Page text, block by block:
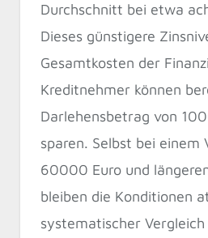
Durchschnitt bei etwa
Dieses günstigere
Gesamtkosten der
Kreditnehmer können
Darlehensbetrag von
sparen. Selbst bei einem
60000 Euro und
bleiben die Konditionen
systematischer